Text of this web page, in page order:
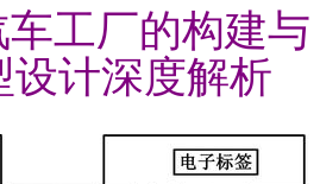
工厂的构建与
设计深度解析